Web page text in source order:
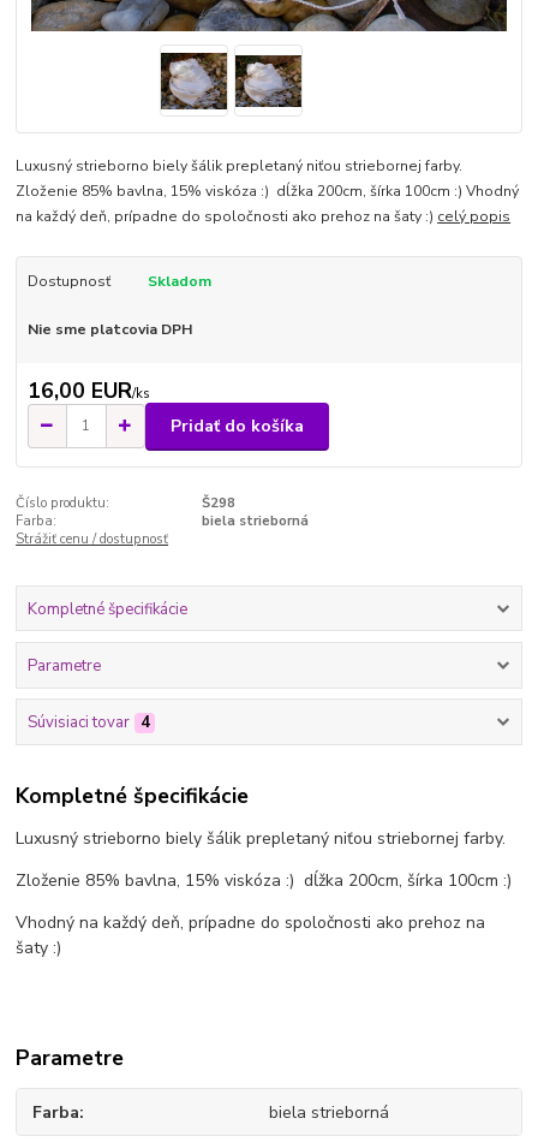
Luxusný strieborno biely šálik prepletaný niťou striebornej farby.
Zloženie 85% bavlna, 15% viskóza :) dĺžka 200cm, šírka 100cm :) Vhodný
na každý deň, prípadne do spoločnosti ako prehoz na šaty :) celý popis
Dostupnosť Skladom
Nie sme platcovia DPH
16,00 EUR/ks
Pridať do košíka
Číslo produktu:
Š298
Farba:
biela strieborná
Strážiť cenu / dostupnosť
Kompletné špecifikácie
Parametre
Súvisiaci tovar 4
Kompletné špecifikácie
Luxusný strieborno biely šálik prepletaný niťou striebornej farby.
Zloženie 85% bavlna, 15% viskóza :) dĺžka 200cm, šírka 100cm :)
Vhodný na každý deň, prípadne do spoločnosti ako prehoz na
šaty :)
Parametre
Farba biela strieborná